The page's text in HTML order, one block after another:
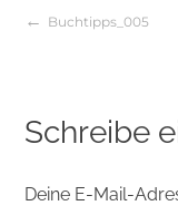
Buchtipps_005
Schreibe
Deine E-Mail-